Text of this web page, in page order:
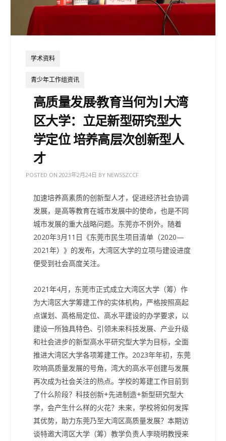
学术资料
青少年工作组资讯
高质量发展·教育当何为|大湾
区大学：立足新型研究型大
学定位 培养高层次创新型人
才
POSTED ON 2023年2月24日 BY NEWSSZCCF
加速培养高素质的创新型人才，促进经济社会协调
发展，是高等教育在城市发展中的使命，也是不同
城市发展的重大战略问题。东莞亦不例外。随着
2020年3月11日《东莞市民生项目清单（2020—
2021年）》的发布，大湾区大学的立项与建设进度
便受到社会高度关注。
2021年4月，东莞市正式成立大湾区大学（筹）作
为大湾区大学筹建工作的实体机构，严格按照高起
点谋划、高格局定位、高水平建设的办学要求，以
建设一所独具特色、引领未来科技发展、产业升级
和社会进步的新型高水平研究型大学为目标，全面
推进大湾区大学各项筹建工作。2023年年初，东莞
吹响高质量发展的号角，湾大的高水平创建与发展
再次成为社会关注的热点。学校的筹建工作目前到
了什么阶段？科技创新+先进制造+新型研究型大
学，会产生什么样的火花？未来，学校将如何发挥
其优势，助力东莞乃至大湾区高质量发展？本期访
谈特邀大湾区大学（筹）教学负责人李晓明教授来